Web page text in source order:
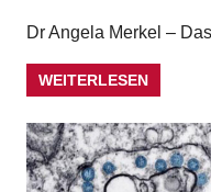
Dr Angela Merkel –
WEITERLESEN